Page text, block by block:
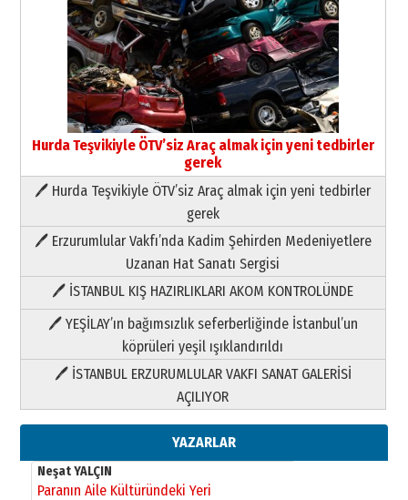
Hurda Teşvikiyle ÖTV’siz Araç almak için yeni tedbirler
gerek
🖊 Hurda Teşvikiyle ÖTV’siz Araç almak için yeni tedbirler
gerek
🖊 Erzurumlular Vakfı’nda Kadim Şehirden Medeniyetlere
Uzanan Hat Sanatı Sergisi
🖊 İSTANBUL KIŞ HAZIRLIKLARI AKOM KONTROLÜNDE
🖊 YEŞİLAY’ın bağımsızlık seferberliğinde İstanbul’un
köprüleri yeşil ışıklandırıldı
🖊 İSTANBUL ERZURUMLULAR VAKFI SANAT GALERİSİ
AÇILIYOR
YAZARLAR
Paranın Aile Kültüründeki Yeri
03 Ağustos 2026 Pazartesi
Yıldırım Gündoğdu
HAVVA’NIN ÜÇ KIZI
09 Temmuz 2026 Perşembe
Yusuf POLAT
Şampiyonluk Sebahattin Şirin’e
11 Mayıs 2026 Pazartesi
Neşat YALÇIN
Paranın Aile Kültüründeki Yeri